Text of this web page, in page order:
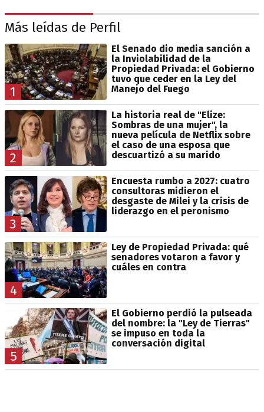
Más leídas de Perfil
1
El Senado dio media sanción a
la Inviolabilidad de la
Propiedad Privada: el Gobierno
tuvo que ceder en la Ley del
Manejo del Fuego
2
La historia real de "Elize:
Sombras de una mujer", la
nueva película de Netflix sobre
el caso de una esposa que
descuartizó a su marido
3
Encuesta rumbo a 2027: cuatro
consultoras midieron el
desgaste de Milei y la crisis de
liderazgo en el peronismo
4
Ley de Propiedad Privada: qué
senadores votaron a favor y
cuáles en contra
5
El Gobierno perdió la pulseada
del nombre: la "Ley de Tierras"
se impuso en toda la
conversación digital